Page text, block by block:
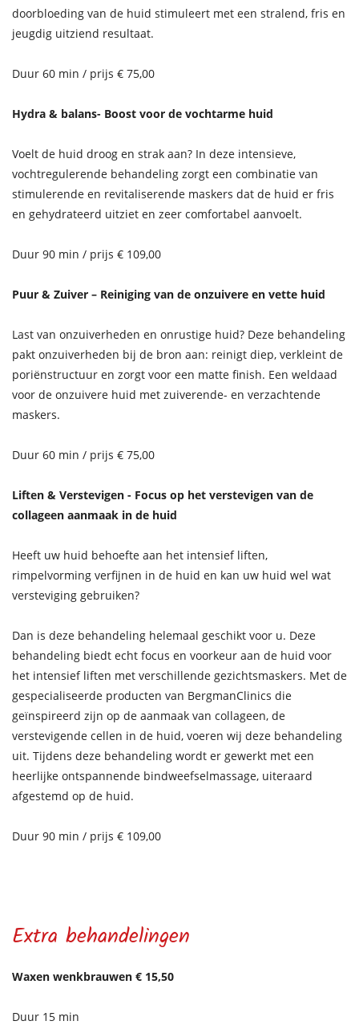
doorbloeding van de huid stimuleert met een stralend, fris en
jeugdig uitziend resultaat.
Duur 60 min / prijs € 75,00
Hydra & balans- Boost voor de vochtarme huid
Voelt de huid droog en strak aan? In deze intensieve,
vochtregulerende behandeling zorgt een combinatie van
stimulerende en revitaliserende maskers dat de huid er fris
en gehydrateerd uitziet en zeer comfortabel aanvoelt.
Duur 90 min / prijs € 109,00
Puur & Zuiver – Reiniging van de onzuivere en vette huid
Last van onzuiverheden en onrustige huid? Deze behandeling
pakt onzuiverheden bij de bron aan: reinigt diep, verkleint de
poriënstructuur en zorgt voor een matte finish. Een weldaad
voor de onzuivere huid met zuiverende- en verzachtende
maskers.
Duur 60 min / prijs € 75,00
Liften & Verstevigen - Focus op het verstevigen van de
collageen aanmaak in de huid
Heeft uw huid behoefte aan het intensief liften,
rimpelvorming verfijnen in de huid en kan uw huid wel wat
versteviging gebruiken?
Dan is deze behandeling helemaal geschikt voor u. Deze
behandeling biedt echt focus en voorkeur aan de huid voor
het intensief liften met verschillende gezichtsmaskers. Met de
gespecialiseerde producten van BergmanClinics die
geïnspireerd zijn op de aanmaak van collageen, de
verstevigende cellen in de huid, voeren wij deze behandeling
uit. Tijdens deze behandeling wordt er gewerkt met een
heerlijke ontspannende bindweefselmassage, uiteraard
afgestemd op de huid.
Duur 90 min / prijs € 109,00
Extra behandelingen
Waxen wenkbrauwen € 15,50
Duur 15 min